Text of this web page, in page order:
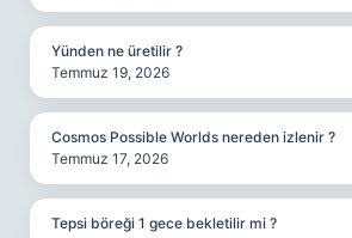
Yünden ne üretilir ?
Temmuz 19, 2026
Cosmos Possible Worlds nereden izlenir ?
Temmuz 17, 2026
Tepsi böreği 1 gece bekletilir mi ?